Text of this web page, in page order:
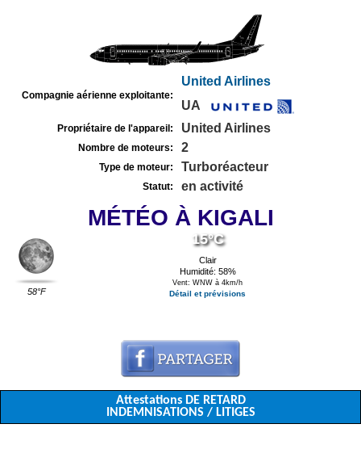
Compagnie aérienne exploitante:
United Airlines
UA
Propriétaire de l'appareil: United Airlines
Nombre de moteurs: 2
Type de moteur: Turboréacteur
Statut: en activité
MÉTÉO À KIGALI
58°F
15°C
Clair
Humidité: 58%
Vent: WNW à 4km/h
Détail et prévisions
Attestations DE RETARD
INDEMNISATIONS / LITIGES